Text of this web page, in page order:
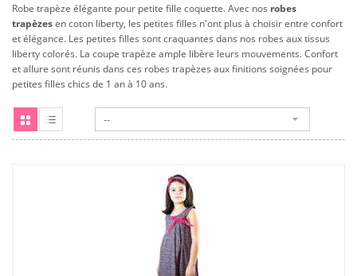
Robe trapèze élégante pour petite fille coquette. Avec nos robes
trapèzesen coton liberty, les petites filles n'ont plus à choisir entre confort
et élégance. Les petites filles sont craquantes dans nos robes aux tissus
liberty colorés. La coupe trapèze ample libère leurs mouvements. Confort
et allure sont réunis dans ces robes trapèzes aux finitions soignées pour
petites filles chics de 1 an à 10 ans.
--